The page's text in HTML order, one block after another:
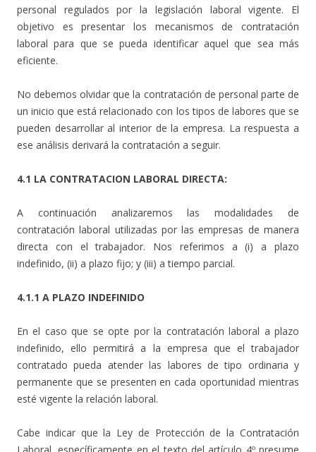
personal regulados por la legislación laboral vigente. El
objetivo es presentar los mecanismos de contratación
laboral para que se pueda identificar aquel que sea más
eficiente.
No debemos olvidar que la contratación de personal parte de
un inicio que está relacionado con los tipos de labores que se
pueden desarrollar al interior de la empresa. La respuesta a
ese análisis derivará la contratación a seguir.
4.1 LA CONTRATACION LABORAL DIRECTA:
A continuación analizaremos las modalidades de
contratación laboral utilizadas por las empresas de manera
directa con el trabajador. Nos referimos a (i) a plazo
indefinido, (ii) a plazo fijo; y (iii) a tiempo parcial.
4.1.1 A PLAZO INDEFINIDO
En el caso que se opte por la contratación laboral a plazo
indefinido, ello permitirá a la empresa que el trabajador
contratado pueda atender las labores de tipo ordinaria y
permanente que se presenten en cada oportunidad mientras
esté vigente la relación laboral.
Cabe indicar que la Ley de Protección de la Contratación